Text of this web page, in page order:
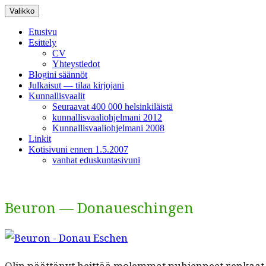
Siirry
sisältöön
Valikko
Etusivu
Esittely
CV
Yhteystiedot
Blogini säännöt
Julkaisut — tilaa kirjojani
Kunnallisvaalit
Seuraavat 400 000 helsinkiläistä
kunnallisvaaliohjelmani 2012
Kunnallisvaaliohjelmani 2008
Linkit
Kotisivuni ennen 1.5.2007
vanhat eduskuntasivuni
Beuron — Donaueschingen